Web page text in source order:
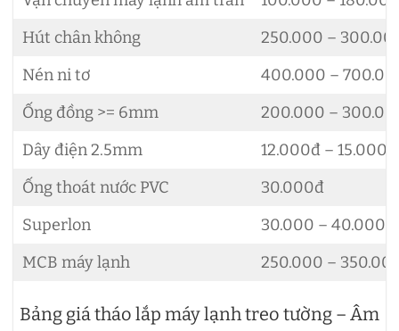
Hút chân không
250.000 –
Nén ni tơ
400.000 –
Ống đồng >= 6mm
200.000 –
Dây điện 2.5mm
12.000đ – 15.000đ
Ống thoát nước PVC
30.000đ
Superlon
30.000 – 40.000đ
MCB máy lạnh
250.000 –
Bảng giá tháo lắp máy lạnh treo tường – Âm